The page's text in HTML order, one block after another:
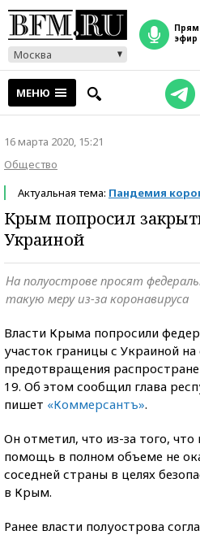
Москва
прямой
эфир
МЕНЮ
16 марта 2020, 15:21
Общество
Актуальная тема: Пандемия
Крым попросил
Украиной
На полуострове просят
такую меру из-за коронавируса
Власти Крыма попросили
участок границы с Украиной
предотвращения
19. Об этом сообщил глава
пишет «Коммерсантъ».
Он отметил, что из-за того,
помощь в полном объеме не
соседней страны в целях
в Крым.
Ранее власти полуострова